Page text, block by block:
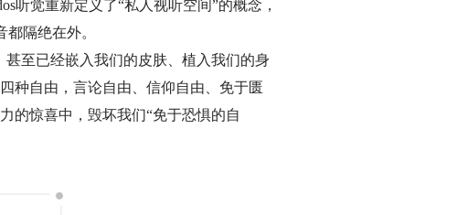
听觉重新定义了“私人视听空间”的概念，
隔绝在外。
至已经嵌入我们的皮肤、植入我们的身
种自由，言论自由、信仰自由、免于匮
的惊喜中，毁坏我们“免于恐惧的自